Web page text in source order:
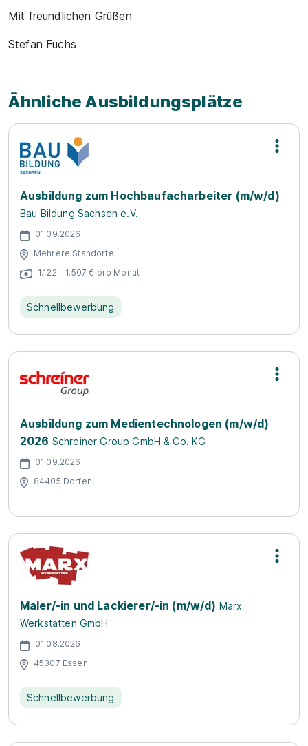
Mit freundlichen Grüßen
Stefan Fuchs
Ähnliche Ausbildungsplätze
Ausbildung zum Hochbaufacharbeiter (m/w/d)
Bau Bildung Sachsen e.V.
01.09.2026
Mehrere Standorte
1.122 - 1.507 € pro Monat
Schnellbewerbung
Ausbildung zum Medientechnologen (m/w/d)
2026 Schreiner Group GmbH & Co. KG
01.09.2026
84405 Dorfen
Maler/-in und Lackierer/-in (m/w/d) Marx
Werkstätten GmbH
01.08.2026
45307 Essen
Schnellbewerbung